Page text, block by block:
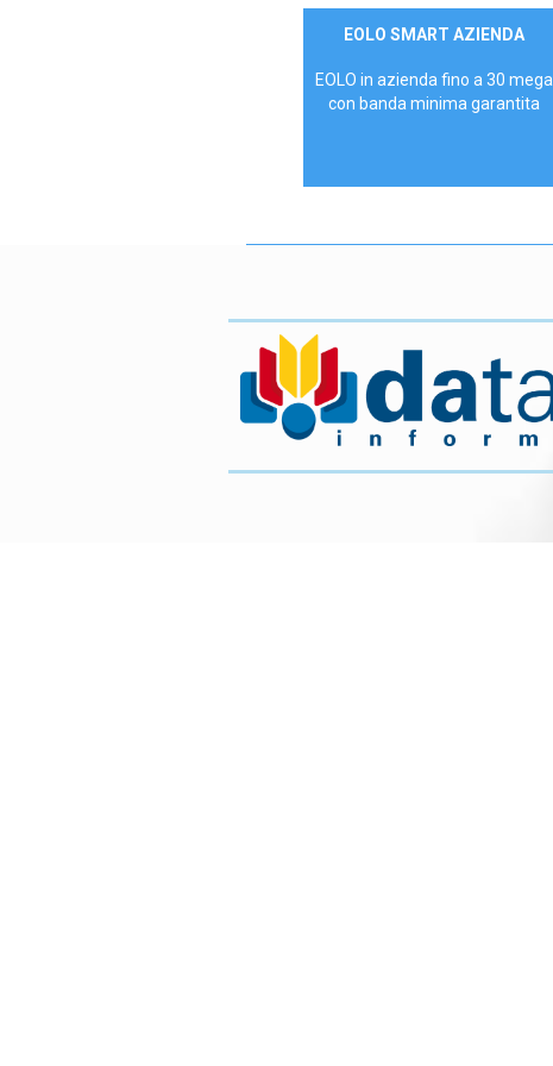
Contattaci
EOLO SMART AZIENDA
EOLO in azienda fino a 30 mega
con banda minima garantita